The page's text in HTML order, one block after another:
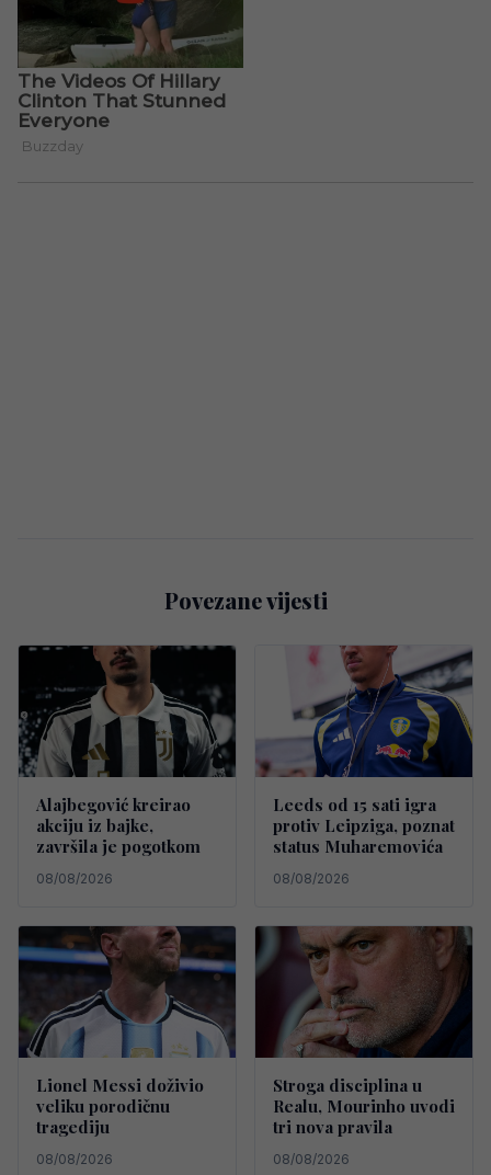
Povezane vijesti
Alajbegović kreirao
akciju iz bajke,
završila je pogotkom
08/08/2026
Leeds od 15 sati igra
protiv Leipziga, poznat
status Muharemovića
08/08/2026
Lionel Messi doživio
veliku porodičnu
tragediju
08/08/2026
Stroga disciplina u
Realu, Mourinho uvodi
tri nova pravila
08/08/2026